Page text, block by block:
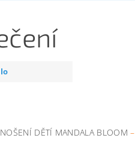
DĚTÍ MANDALA BLOOM–